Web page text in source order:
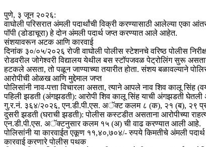
पुणे, ३ जून २०२६:
वाघोली परिसरात अंमली पदार्थांची विक्री करण्यासाठी आलेल्या
पॉपी (डोडाचूरा) हे दोन अंमली पदार्थ जप्त करण्यात आले आहेत.
​संशयावरून अटक आणि कारवाई
​दिनांक ३०/०५/२०२६ रोजी वाघोली पोलीस स्टेशनचे वरिष्ठ पोलीस
रोडवरील जोगेश्वरी विद्यालय येथील बस स्टॉपजवळ पेट्रोलिंग सुरू
हटकले असता, तो पळून जाण्याच्या तयारीत होता. संशय बळावल्याने
​आरोपीची ओळख आणि मुद्देमाल जप्त
​पोलिसांनी नाव-पत्ता विचारला असता, त्याने आपले नाव शिव कालू सिंह
​पहिली झडती (अंगझडती): आरोपी शिव कालू सिंह याची अंगझडती घेतली
गु.र.नं. ३६४/२०२६, एन.डी.पी.एस. अॅक्ट कलम ८ (क), २१ (ब), २९
​दुसरी झडती (घराची झडती): पोलीस कस्टडीत असताना आरोपीच्या
एन.डी.पी.एस. अॅक्टनुसार कलम १५ (अ) ची वाढ करण्यात आली आहे.
​पोलिसांनी या कारवाईत एकूण ११,४०,७०४/- रुपये किमतीचे अंमली
​कारवाई करणारे पोलीस पथक